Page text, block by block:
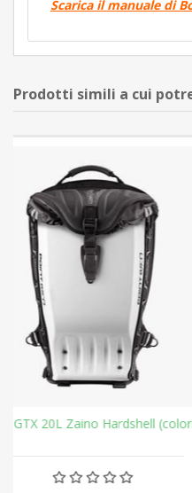
Scarica il manuale di
Prodotti simili a cui
Boblbee GTX 25L